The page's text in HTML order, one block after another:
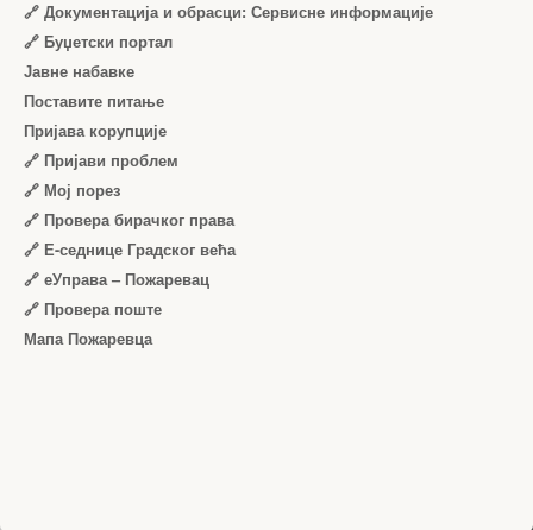
🔗 Документација и обрасци: Сервисне информације
🔗 Буџетски портал
Јавне набавке
Поставите питање
Пријава корупције
🔗 Пријави проблем
🔗 Мој порез
🔗 Провера бирачког права
🔗 Е-седнице Градског већа
🔗 еУправа – Пожаревац
🔗 Провера поште
Мапа Пожаревца